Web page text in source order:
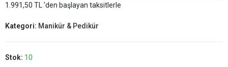
1.991,50 TL 'den başlayan taksitlerle
Kategori: Manikür & Pedikür
Stok: 10